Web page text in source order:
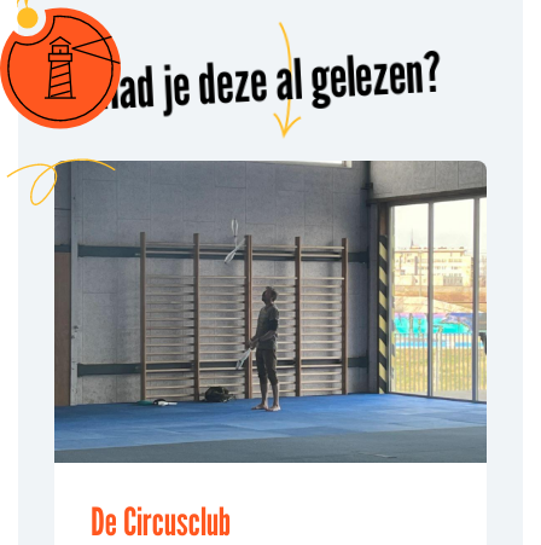
Had je deze al gelezen?
De Circusclub